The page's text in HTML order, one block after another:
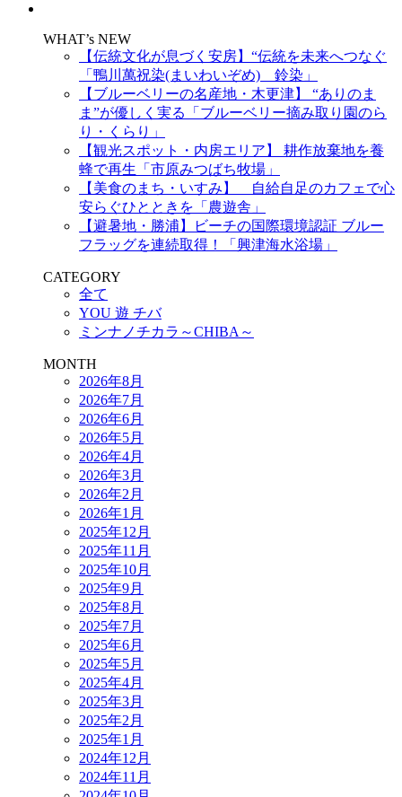
WHAT’s NEW
【伝統文化が息づく安房】“伝統を未来へつなぐ
「鴨川萬祝染(まいわいぞめ) 鈴染」
【ブルーベリーの名産地・木更津】 “ありのま
ま”が優しく実る「ブルーベリー摘み取り園のら
り・くらり」
【観光スポット・内房エリア】 耕作放棄地を養
蜂で再生「市原みつばち牧場」
【美食のまち・いすみ】 自給自足のカフェで心
安らぐひとときを「農遊舎」
【避暑地・勝浦】ビーチの国際環境認証 ブルー
フラッグを連続取得！「興津海水浴場」
CATEGORY
全て
YOU 遊 チバ
ミンナノチカラ～CHIBA～
MONTH
2026年8月
2026年7月
2026年6月
2026年5月
2026年4月
2026年3月
2026年2月
2026年1月
2025年12月
2025年11月
2025年10月
2025年9月
2025年8月
2025年7月
2025年6月
2025年5月
2025年4月
2025年3月
2025年2月
2025年1月
2024年12月
2024年11月